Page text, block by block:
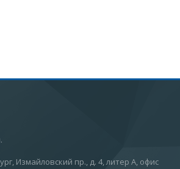
Измайловский пр., д. 4, литер А, офис